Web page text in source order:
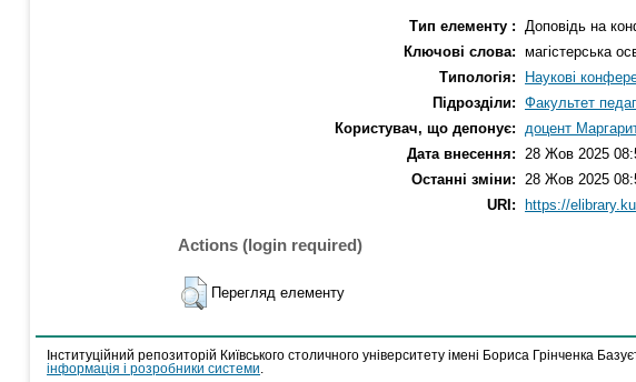
Тип елементу :
Доповідь на
Ключові слова: магістерська
Типологія:
Наукові
Підрозділи: Факультет
Користувач, що депонує:
доцент
Дата внесення:
28 Жов 2025
Останні зміни:
28 Жов 2025
URI:
https://
Actions (login required)
Перегляд елементу
Інституційний репозиторій Київського столичного університету імені Бориса Грінченка
інформація і розробники системи